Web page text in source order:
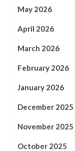
May 2026
April 2026
March 2026
February 2026
January 2026
December 2025
November 2025
October 2025